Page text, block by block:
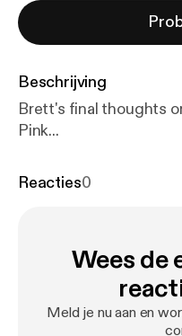
Beschrijving
Brett's final thoughts
Pink...
Reacties0
Wees de
Meld je nu aan en